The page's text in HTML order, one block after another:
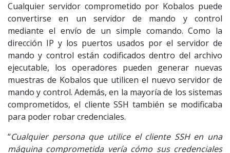
Cualquier servidor comprometido por Kobalos puede
convertirse en un servidor de mando y control
mediante el envío de un simple comando. Como la
dirección IP y los puertos usados por el servidor de
mando y control están codificados dentro del archivo
ejecutable, los operadores pueden generar nuevas
muestras de Kobalos que utilicen el nuevo servidor de
mando y control. Además, en la mayoría de los sistemas
comprometidos, el cliente SSH también se modificaba
para poder robar credenciales.
“Cualquier persona que utilice el cliente SSH en una
máquina comprometida vería cómo sus credenciales